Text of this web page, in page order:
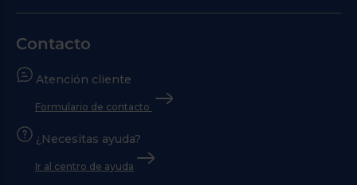
Contacto
Atención cliente
Formulario de contacto
¿Necesitas ayuda?
Ir al centro de ayuda